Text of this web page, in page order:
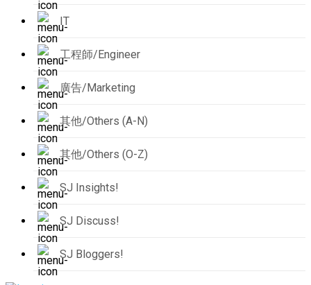
IT
工程師/Engineer
廣告/Marketing
其他/Others (A-N)
其他/Others (O-Z)
SJ Insights!
SJ Discuss!
SJ Bloggers!